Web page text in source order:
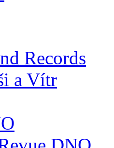
Records
a Vítr